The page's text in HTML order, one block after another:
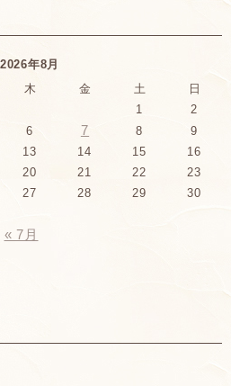
2026年8月
木 金 土
日
1
2
6 7 8
9
13 14 15
16
20 21 22
23
27 28 29
30
« 7月